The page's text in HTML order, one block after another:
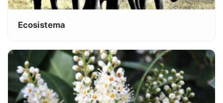
Ecosistema